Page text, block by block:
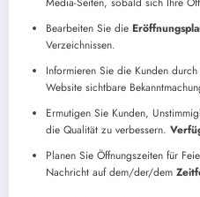
Bearbeiten Sie die
Verzeichnissen.
Informieren Sie die Kunden
Website sichtbare
Ermutigen Sie Kunden,
die Qualität zu verbessern.
Planen Sie Öffnungszeiten für
Nachricht auf dem/der/dem